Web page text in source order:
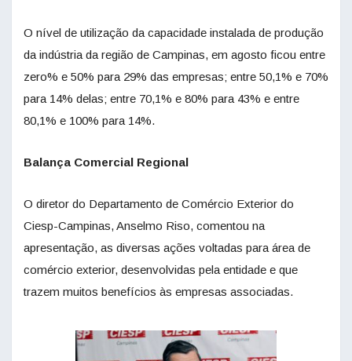
O nível de utilização da capacidade instalada de produção
da indústria da região de Campinas, em agosto ficou entre
zero% e 50% para 29% das empresas; entre 50,1% e 70%
para 14% delas; entre 70,1% e 80% para 43% e entre
80,1% e 100% para 14%.
Balança Comercial Regional
O diretor do Departamento de Comércio Exterior do
Ciesp-Campinas, Anselmo Riso, comentou na
apresentação, as diversas ações voltadas para área de
comércio exterior, desenvolvidas pela entidade e que
trazem muitos benefícios às empresas associadas.